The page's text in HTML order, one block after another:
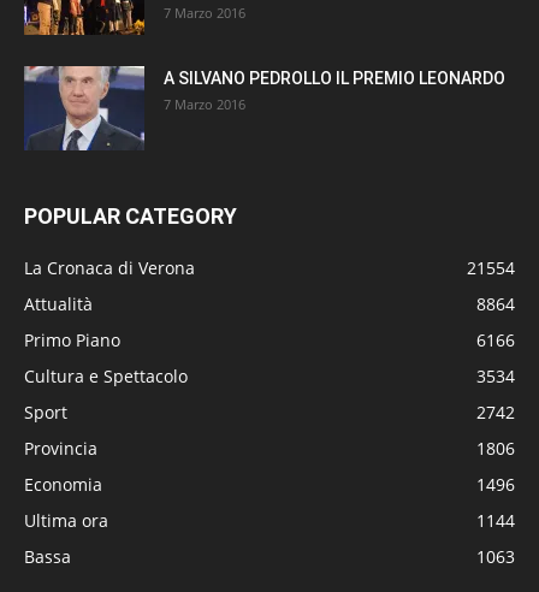
7 Marzo 2016
A SILVANO PEDROLLO IL PREMIO LEONARDO
7 Marzo 2016
POPULAR CATEGORY
La Cronaca di Verona
21554
Attualità
8864
Primo Piano
6166
Cultura e Spettacolo
3534
Sport
2742
Provincia
1806
Economia
1496
Ultima ora
1144
Bassa
1063